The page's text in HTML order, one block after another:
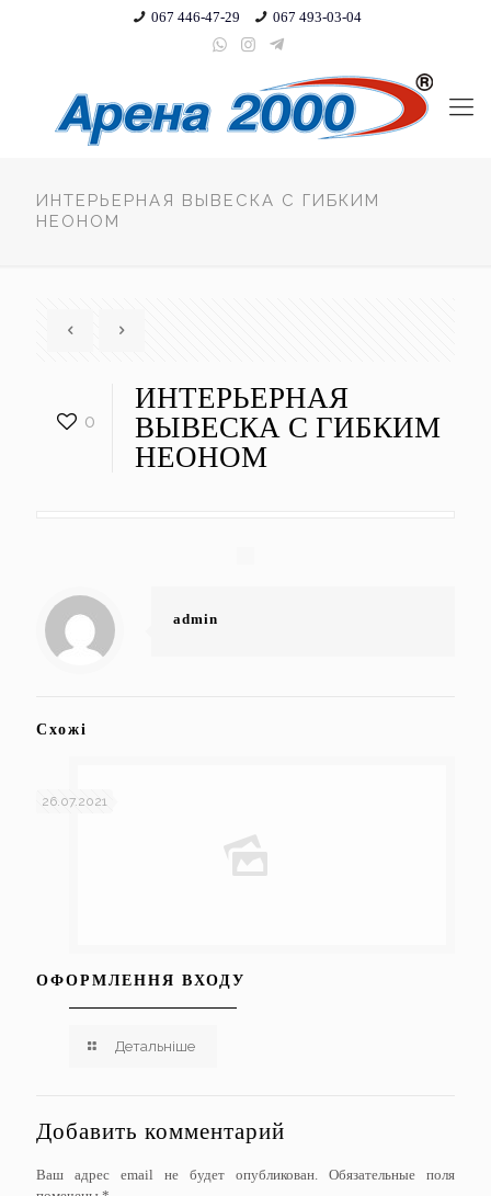
067 446-47-29 067 493-03-04
ИНТЕРЬЕРНАЯ ВЫВЕСКА С ГИБКИМ
НЕОНОМ
0
ИНТЕРЬЕРНАЯ
ВЫВЕСКА С ГИБКИМ
НЕОНОМ
admin
Схожі
26.07.2021
ОФОРМЛЕННЯ ВХОДУ
Детальніше
Добавить комментарий
Ваш адрес email не будет опубликован.
Обязательные поля